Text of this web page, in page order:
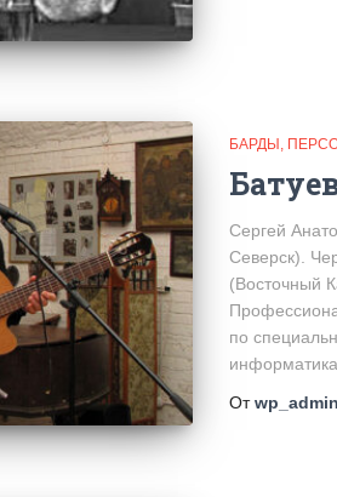
БАРДЫ
Сергей
Северск).
(Восточный
по
Отwp_admin